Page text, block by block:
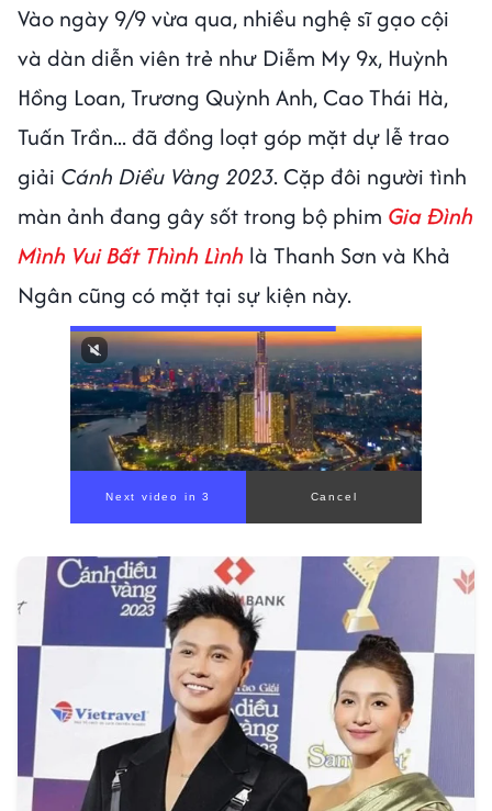
Vào ngày 9/9 vừa qua, nhiều nghệ sĩ gạo cội
và dàn diễn viên trẻ như Diễm My 9x, Huỳnh
Hồng Loan, Trương Quỳnh Anh, Cao Thái Hà,
Tuấn Trần... đã đồng loạt góp mặt dự lễ trao
giải Cánh Diều Vàng 2023. Cặp đôi người tình
màn ảnh đang gây sốt trong bộ phim Gia Đình
Mình Vui Bất Thình Lình là Thanh Sơn và Khả
Ngân cũng có mặt tại sự kiện này.